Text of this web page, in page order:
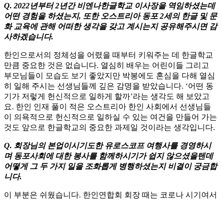
Q. 2022년부터 2년간 비엔나한글학교 이사장을 역임하셨는데
어떤 경험을 하셨는지, 또한 오스트리아 동포 2세의 한글 및 문
화 교육에 관해 어떠한 생각을 갖고 계시는지 공유해주시면 감
사하겠습니다.
한인으로서의 정체성을 어렸을 때부터 키워주는 데 한글학교
만큼 중요한 것은 없습니다. 열심히 배우는 어린이들 그리고
부모님들이 모습도 보기 좋았지만 박봉에도 혼심을 다해 열심
히 일해 주시는 선생님들께 깊은 감명을 받았습니다. ‘어떤 동
기가 저렇게 헌신적으로 일하게 할까’라는 생각도 해 보았고
요. 한인 인재 풀이 적은 오스트리아 한인 사회에서 선생님들
이 의욕적으로 헌신적으로 일하실 수 있는 여건을 만들어 가는
것도 앞으로 한글학교의 중요한 과제일 것이라는 생각입니다.
Q. 회장님의 본업이시기도한 유로스코프 여행사를 경영하시
며 동포사회에 대한 봉사를 함께하시기가 쉽지 않으셨을텐데
어떻게 그 두 가지 일을 조화롭게 병행하셨는지 비결이 궁금합
니다.
이 부분은 쉬웠습니다. 한인연합회 회장 때는 코로나 시기여서